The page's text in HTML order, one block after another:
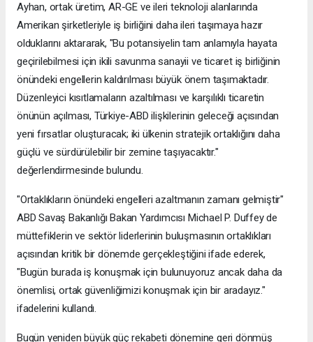
Ayhan, ortak üretim, AR-GE ve ileri teknoloji alanlarında
Amerikan şirketleriyle iş birliğini daha ileri taşımaya hazır
olduklarını aktararak, "Bu potansiyelin tam anlamıyla hayata
geçirilebilmesi için ikili savunma sanayii ve ticaret iş birliğinin
önündeki engellerin kaldırılması büyük önem taşımaktadır.
Düzenleyici kısıtlamaların azaltılması ve karşılıklı ticaretin
önünün açılması, Türkiye-ABD ilişkilerinin geleceği açısından
yeni fırsatlar oluşturacak; iki ülkenin stratejik ortaklığını daha
güçlü ve sürdürülebilir bir zemine taşıyacaktır."
değerlendirmesinde bulundu.
"Ortaklıkların önündeki engelleri azaltmanın zamanı gelmiştir"
ABD Savaş Bakanlığı Bakan Yardımcısı Michael P. Duffey de
müttefiklerin ve sektör liderlerinin buluşmasının ortaklıkları
açısından kritik bir dönemde gerçekleştiğini ifade ederek,
"Bugün burada iş konuşmak için bulunuyoruz ancak daha da
önemlisi, ortak güvenliğimizi konuşmak için bir aradayız."
ifadelerini kullandı.
Bugün yeniden büyük güç rekabeti dönemine geri dönmüş